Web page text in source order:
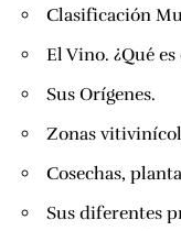
Clasificación
El Vino. ¿Qué
Sus Orígenes.
Zonas
Cosechas,
Sus diferentes